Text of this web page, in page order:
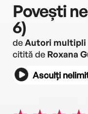
Povești
6)
deAutori multipli
citită de Roxana
Asculți